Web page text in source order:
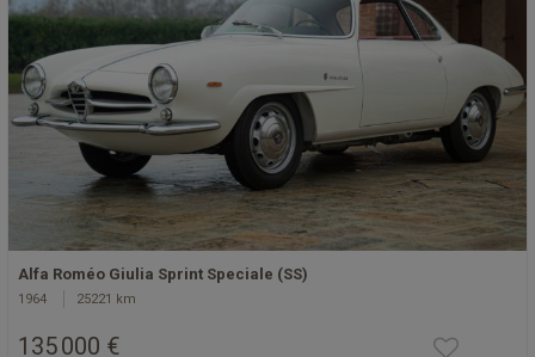
Alfa Roméo Giulia Sprint Speciale (SS)
1964 25221 km
135 000 €